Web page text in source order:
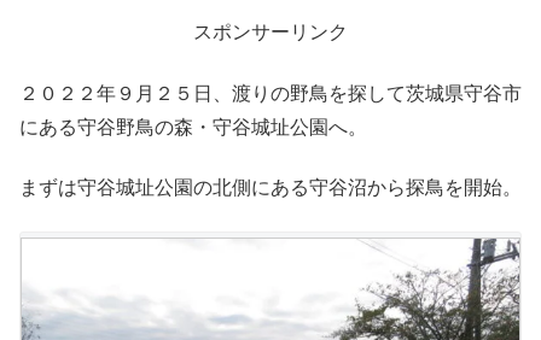
スポンサーリンク
２０２２年９月２５日、渡りの野鳥を探して茨城県守谷市
にある守谷野鳥の森・守谷城址公園へ。
まずは守谷城址公園の北側にある守谷沼から探鳥を開始。